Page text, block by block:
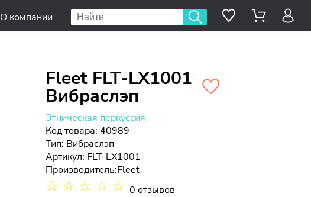
О компании
Fleet FLT-LX1001
Вибраслэп
Этническая перкуссия
Код товара: 40989
Тип: Вибраслэп
Артикул: FLT-LX1001
Производитель:Fleet
☆ ☆ ☆ ☆ ☆ 0 отзывов